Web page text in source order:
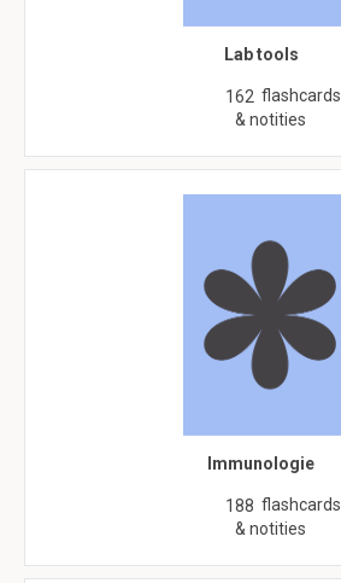
Lab tools
162 flashcards
& notities
Immunologie
188 flashcards
& notities